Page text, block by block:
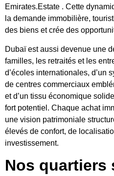
Emirates.Estate . Cette
la demande immobilière,
des biens et crée des
Dubaï est aussi devenue une
familles, les retraités et les
d’écoles internationales, d’un
de centres commerciaux
et d’un tissu économique
fort potentiel. Chaque achat
une vision patrimoniale
élevés de confort, de
investissement.
Nos quartiers